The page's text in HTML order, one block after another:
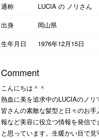
通称
LUCIA の ノリさん
出身
岡山県
生年月日
1976年12月15日
Comment
こんにちは＾＾
熱血に美を追求中のLUCIAのノリ
皆さんの素敵な髪型と日々のお手
報など美容に役立つ情報を発信で
と思っています。生暖かい目で見